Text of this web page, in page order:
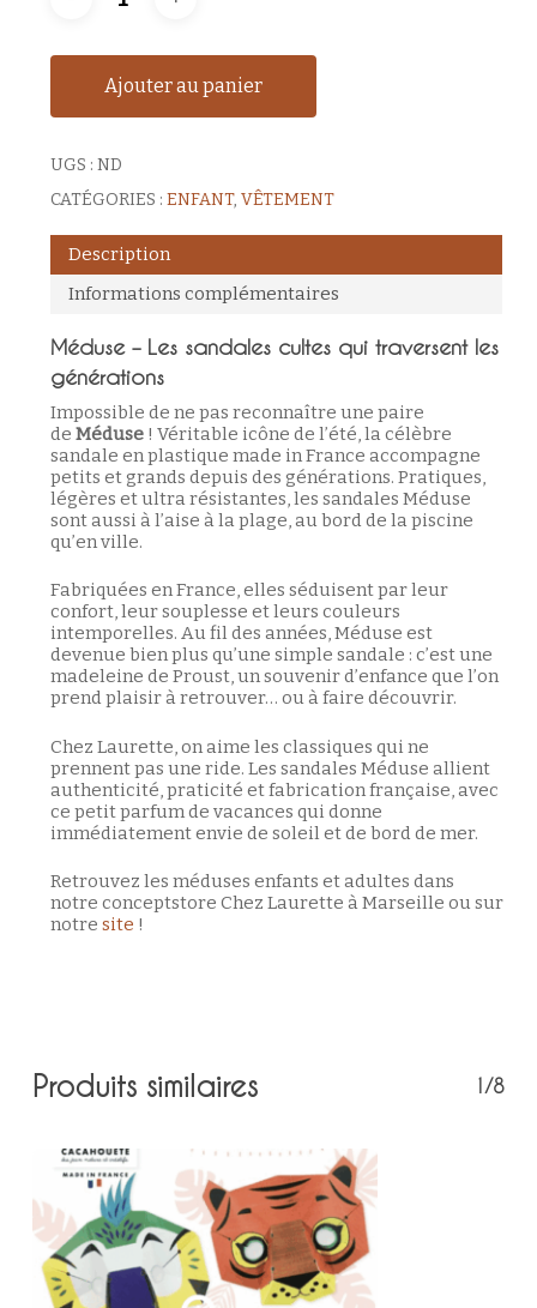
Retour à la boutique
Ajouter au panier
UGS : ND
CATÉGORIES : ENFANT, VÊTEMENT
Description
Informations complémentaires
Méduse – Les sandales cultes qui traversent les
générations
Impossible de ne pas reconnaître une paire
de Méduse! Véritable icône de l’été, la célèbre
sandale en plastique made in France accompagne
petits et grands depuis des générations. Pratiques,
légères et ultra résistantes, les sandales Méduse
sont aussi à l’aise à la plage, au bord de la piscine
qu’en ville.
Fabriquées en France, elles séduisent par leur
confort, leur souplesse et leurs couleurs
intemporelles. Au fil des années, Méduse est
devenue bien plus qu’une simple sandale : c’est une
madeleine de Proust, un souvenir d’enfance que l’on
prend plaisir à retrouver… ou à faire découvrir.
Chez Laurette, on aime les classiques qui ne
prennent pas une ride. Les sandales Méduse allient
authenticité, praticité et fabrication française, avec
ce petit parfum de vacances qui donne
immédiatement envie de soleil et de bord de mer.
Retrouvez les méduses enfants et adultes dans
notre conceptstore Chez Laurette à Marseille ou sur
notre site !
Produits similaires 1/8